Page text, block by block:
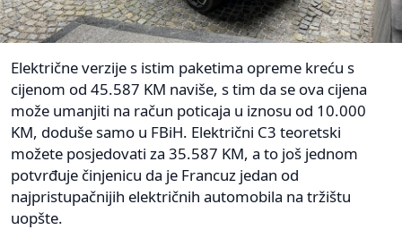
Električne verzije s istim paketima opreme kreću s
cijenom od 45.587 KM naviše, s tim da se ova cijena
može umanjiti na račun poticaja u iznosu od 10.000
KM, doduše samo u FBiH. Električni C3 teoretski
možete posjedovati za 35.587 KM, a to još jednom
potvrđuje činjenicu da je Francuz jedan od
najpristupačnijih električnih automobila na tržištu
uopšte.